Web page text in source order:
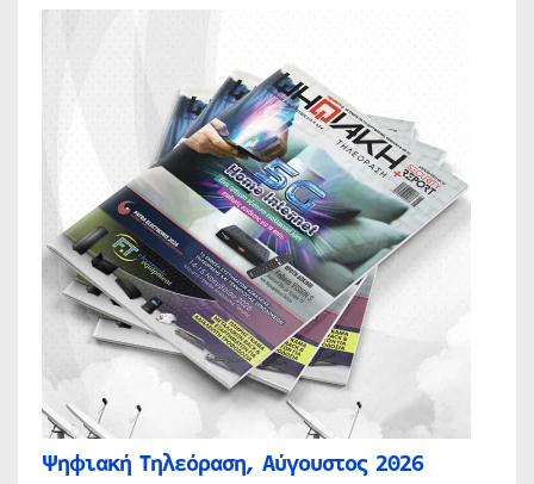
Ψηφιακή Τηλεόραση, Αύγουστος 2026